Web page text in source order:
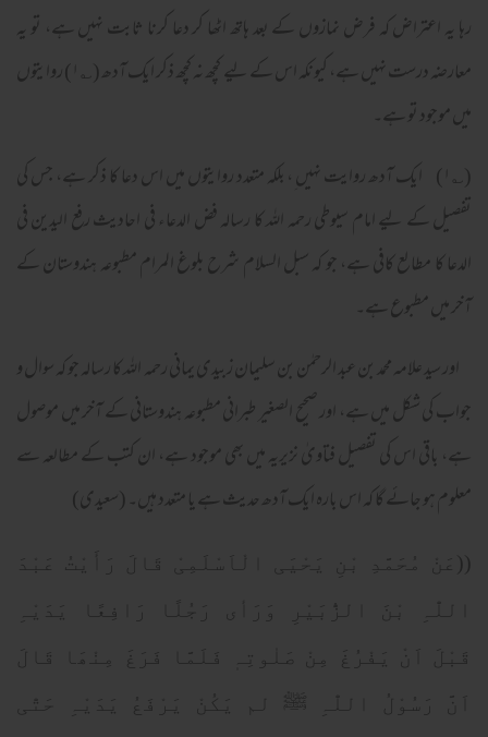
رہا یہ اعتراض کہ فرض نمازوں کے بعد ہاتھ اٹھا کر دعا کرنا ثابت نہیں ہے، تو یہ
معارضہ درست نہیں ہے، کیونکہ اس کے لیے کچھ نہ کچھ ذکر ایک آدھ (؎۱) روایتوں
میں موجود تو ہے۔
(؎۱) ایک آدھ روایت نہیں ِ، بلکہ متعدد روایتوں میں اس دعا کا ذکر ہے، جس کی
تفصیل کے لیے امام سیوطی رحمہ اللہ کا رسالہ فض الدعاء فی احادیث رفع الیدین فی
الدعا کا مطالع کافی ہے، جو کہ سبل السلام شرح بلوغ المرام مطبوعہ ہندوستان کے
آخر میں مطبوع ہے۔
اور سید علامہ محمد بن عبد الرحمٰن بن سلیمان زبیدی یمانی رحمہ اللہ کا رسالہ جو کہ سوال و
جواب کی شکل میں ہے، اور صحیح الصغیر طبرانی مطبوعہ ہندوستانی کے آخر میں موصول
ہے، باقی اس کی تفصیل فتاویٰ نزیریہ میں بھی موجود ہے، ان کتب کے مطالعہ سے
معلوم ہو جائے گا کہ اس بارہ ایک آدھ حدیث ہے یا متعدد ہیں۔ (سعیدی)
((عَنْ مُحَمَّدِ بْنِ یَحْیَی الْاَسْلَمِیْ قَالَ رَأَیْتُ عَبْدَ
اللّٰہِ بْنَ الزُّبَیْرِ وَرَأی رَجُلًا رَافِعًا یَدَیْہِ
قَبْلَ اَنْ یَفْرُغَ مِنْ صَلٰوتِہٖ فَلَمَّا فَرَغَ مِنْھَا قَالَ
اَنَّ رَسُوْلُ اللّٰہِ ﷺ لم یَکُنْ یَرْفَعُ یَدَیْہِ حَتّٰی